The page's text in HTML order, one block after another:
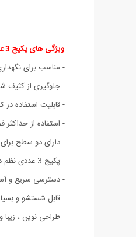
ویژگی های پکیج 3 عددی نظم دهنده تاشو کفش :
- مناسب برای
- جلوگیری از
- قابلیت استفاده در
- استفاده از
- دارای دو سطح
- پکیج 3 عددی نظم دهنده تاشو کفش
- دسترسی سریع و
- قابل شستشو و
- طراحی نوین ، زیبا